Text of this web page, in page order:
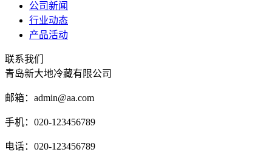
公司新闻
行业动态
产品活动
联系我们
青岛新大地冷藏有限公司
邮箱：admin@aa.com
手机：020-123456789
电话：020-123456789